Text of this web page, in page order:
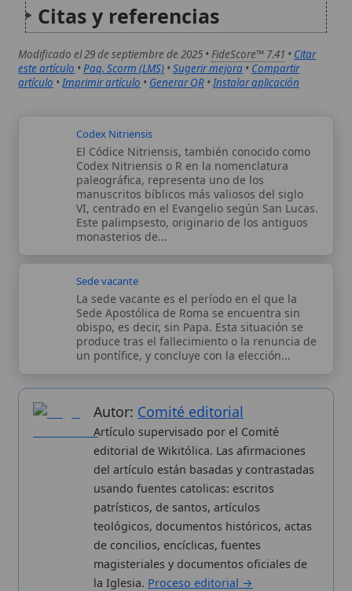
La sede vacante es el período en el que la
Sede Apostólica de Roma se encuentra sin
obispo, es decir, sin Papa. Esta situación se
Autor:Comité editorial
Artículo supervisado por el Comité
editorial de Wikitólica. Las afirmaciones
del artículo están basadas y contrastadas
usando fuentes catolicas: escritos
de concilios, encíclicas, fuentes
magisteriales y documentos oficiales de
la Iglesia.Proceso editorial →
histórico y litúrgico de la Iglesia Católica. Parte de la red formativa
deCurso Católico
analíticas anónimas. LicenciaCC BY-SA(texto). Editado en
Valencia, España. ISSN: 3101-7339 . Bajo el patrocinio de San
Carlo Acutis.
Sobre nosotros
Proceso editorial
Publicación seriada
Datos abiertos
Estadísticas
Aviso legal
Política de privacidad
Categorias
Más visitados
Nuevas entradas
Cambios recientes
Aplicaciones
Kit de Prensa
Widgets para tu web
✦ SÍGUENOS EN
Canal de WhatsApp
Únete · publicación regular